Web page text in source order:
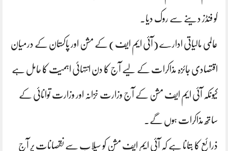
کو فنڈز دینے سے روک دیا۔
عالمی مالیاتی ادارے (آئی ایم ایف) کے مشن اور پاکستان کے درمیان
اقتصادی جائزہ مذاکرات کے لیے آج کا دن انتہائی اہمیت کا حامل ہے
کیونکہ آئی ایم ایف مشن کے آج وزارت خزانہ اور وزارت توانائی کے
ساتھ مذاکرات ہوں گے۔
ذرائع کا بتانا ہے کہ آئی ایم ایف مشن کو سیلاب سے نقصانات پر آج